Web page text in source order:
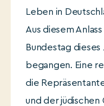
Leben in
Aus diesem
Bundestag
begangen. Eine
die
und der